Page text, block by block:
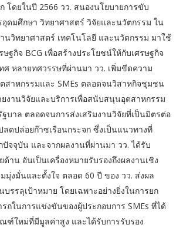
โดยในปี 2566 วว. สนองนโยบายการขับ
อุดมศึกษา วิทยาศาสตร์ วิจัยและนวัตกรรม ใน
นวิทยาศาสตร์ เทคโนโลยี และนวัตกรรม มาใช้
ฐกิจ BCG เพื่อสร้างประโยชน์ให้กับเศรษฐกิจ
ศ หลายทศวรรษที่ผ่านมา วว. เพิ่มขีดความ
สาหกรรมและ SMEs ตลอดจนวิสาหกิจชุมชน
งานวิจัยและบริการเพื่อสนับสนุนอุตสาหกรรม
ฐบาล ตลอดจนการส่งเสริมงานวิจัยที่เป็นมิตรต่อ
ดปล่อยก๊าซเรือนกระจก ซึ่งเป็นแนวทางที่
จจุบัน และจากผลงานที่ผ่านมา วว. ได้รับ
าน อันเป็นเครื่องหมายรับรองถึงผลงานเชิง
งมั่นและตั้งใจ ตลอด 60 ปี ของ วว. ส่งผล
รรลุเป้าหมาย โดยเฉพาะอย่างยิ่งในการยก
ถในการแข่งขันของผู้ประกอบการ SMEs ที่ได้
ใหม่ที่มีมูลค่าสูง และได้รับการรับรอง